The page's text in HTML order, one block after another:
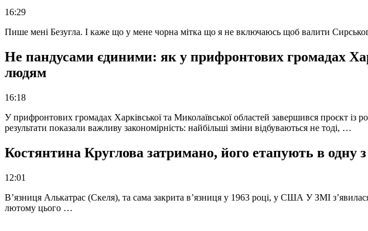
16:29
Пише мені Безугла. І каже що у мене чорна мітка що я не включаюсь щоб валити
Не пандусами єдиними: як у прифронтових громадах
людям
16:18
У прифронтових громадах Харківської та Миколаївської областей завершився проєкт із
результати показали важливу закономірність: найбільші зміни відбуваються не тоді, …
Костянтина Круглова затримано, його етапують в одну
12:01
В’язниця Алькатрас (Скеля), та сама закрита в’язниця у 1963 році, у США У ЗМІ
лютому цього …